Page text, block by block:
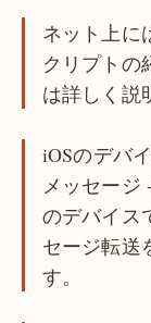
ネット上に
クリプトの
は詳しく説
iOSのデバ
メッセージ
のデバイス
セージ転送
す。